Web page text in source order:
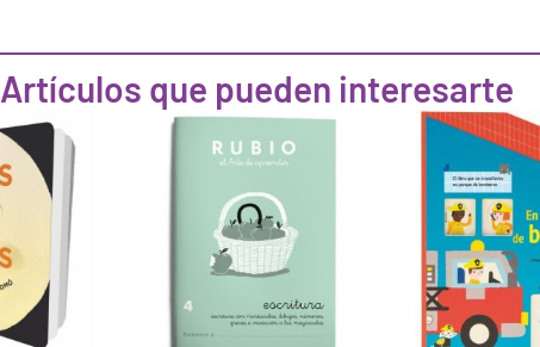
Artículos que pueden interesarte